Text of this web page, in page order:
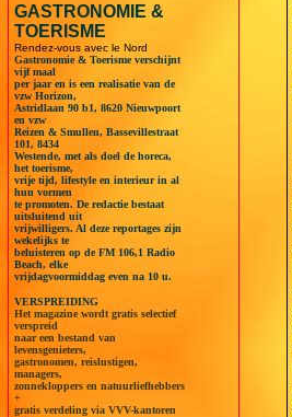
GASTRONOMIE &
TOERISME
Rendez-vous avec le Nord
Gastronomie & Toerisme verschijnt
vijf maal
per jaar en is een realisatie van de
vzw Horizon,
Astridlaan 90 b1, 8620 Nieuwpoort
en vzw
Reizen & Smullen, Bassevillestraat
101, 8434
Westende, met als doel de horeca,
het toerisme,
vrije tijd, lifestyle en interieur in al
hun vormen
te promoten. De redactie bestaat
uitsluitend uit
vrijwilligers. Al deze reportages zijn
wekelijks te
beluisteren op de FM 106,1 Radio
Beach, elke
vrijdagvoormiddag even na 10 u.
VERSPREIDING
Het magazine wordt gratis selectief
verspreid
naar een bestand van
levensgenieters,
gastronomen, reislustigen,
managers,
zonnekloppers en natuurliefhebbers
+
gratis verdeling via VVV-kantoren